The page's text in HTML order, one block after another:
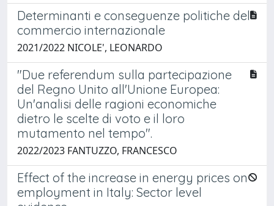
Determinanti e conseguenze politiche del
commercio internazionale
2021/2022 NICOLE', LEONARDO
"Due referendum sulla partecipazione
del Regno Unito all'Unione Europea:
Un'analisi delle ragioni economiche
dietro le scelte di voto e il loro
mutamento nel tempo".
2022/2023 FANTUZZO, FRANCESCO
Effect of the increase in energy prices on
employment in Italy: Sector level